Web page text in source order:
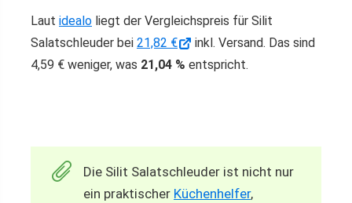
Laut idealo liegt der Vergleichspreis für Silit
Salatschleuder bei 21,82 €
inkl. Versand. Das sind
4,59 € weniger, was 21,04 % entspricht.
Die Silit Salatschleuder ist nicht nur
ein praktischer Küchenhelfer,